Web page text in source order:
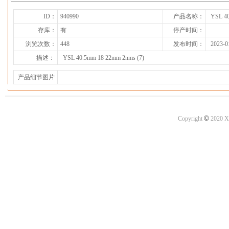
ID： 940990 产品名称：
YSL
存库：
有
停产时间：
浏览次数：
448 发布时间：
2023-
描述：
YSL 40.5mm 18 22mm 2nms (7)
产品细节图片
Copyright ©2020